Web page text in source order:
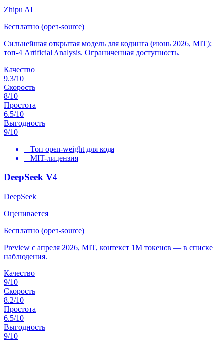
Zhipu AI
Бесплатно (open-source)
Сильнейшая открытая модель для кодинга (июнь 2026, MIT);
топ-4 Artificial Analysis. Ограниченная доступность.
Качество
9.3/10
Скорость
8/10
Простота
6.5/10
Выгодность
9/10
+ Топ open-weight для кода
+ MIT-лицензия
DeepSeek V4
DeepSeek
Оценивается
Бесплатно (open-source)
Preview с апреля 2026, MIT, контекст 1M токенов — в списке
наблюдения.
Качество
9/10
Скорость
8.2/10
Простота
6.5/10
Выгодность
9/10